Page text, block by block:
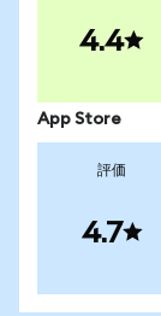
4.4
App Store
評価
4.7